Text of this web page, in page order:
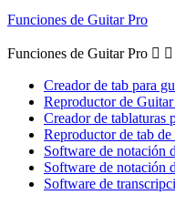
Funciones de Guitar Pro
Funciones de Guitar Pro  
Creador de tab para
Reproductor de
Creador de tablaturas
Reproductor de tab de
Software de notación
Software de notación
Software de